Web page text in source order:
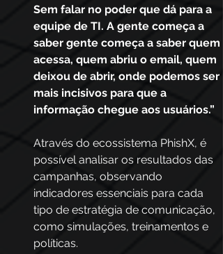
Sem falar no poder que dá para a
equipe de TI. A gente começa a
saber gente começa a saber quem
acessa, quem abriu o email, quem
deixou de abrir, onde podemos ser
mais incisivos para que a
informação chegue aos usuários.”
Através do ecossistema PhishX, é
possível analisar os resultados das
campanhas, observando
indicadores essenciais para cada
tipo de estratégia de comunicação,
como simulações, treinamentos e
políticas.